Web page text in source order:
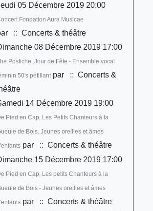
05 Décembre 2019 20:00
Fondation Aura Musicae
:: Concerts & théâtre
08 Décembre 2019 17:00
Postiche, Jour de Fête - Ensemble vocal
50's pétillantpar
:: Concerts &
14 Décembre 2019 19:00
Pied en Cap, Les Petits Chanteurs à la
de Bois. Jeunes oreilles et âmes
par
:: Concerts & théâtre
15 Décembre 2019 17:00
Pied en Cap, Les petits Chanteurs à la
de Bois - Jeunes oreilles et âmes
par
:: Concerts & théâtre